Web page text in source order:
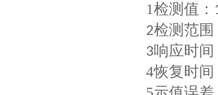
1检测值：
2检测范围
3响应时间
4恢复时间